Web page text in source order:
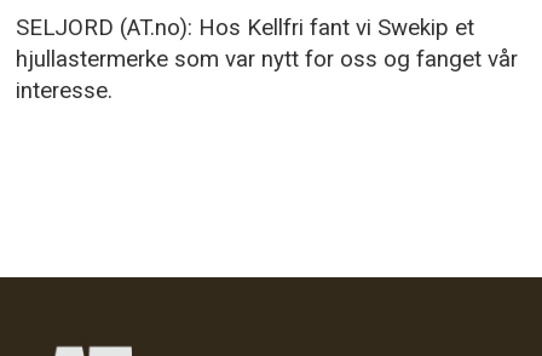
SELJORD (AT.no): Hos Kellfri fant vi Swekip et
hjullastermerke som var nytt for oss og fanget vår
interesse.